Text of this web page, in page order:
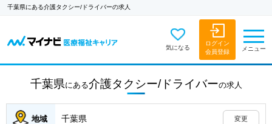
千葉県にある介護タクシー/ドライバーの求人
気になる
ログイン
会員登録
メニュー
千葉県にある介護タクシー/ドライバーの求人
地域 千葉県 変更